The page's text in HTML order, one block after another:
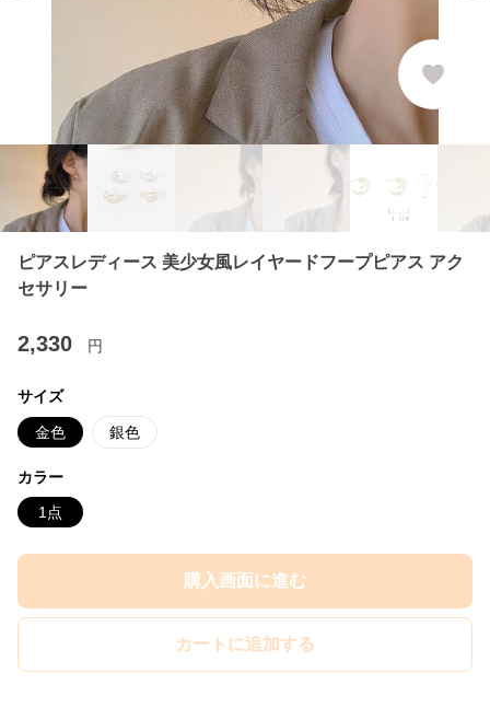
ピアスレディース 美少女風レイヤードフープピアス アク
セサリー
2,330 円
サイズ
金色 銀色
カラー
1点
購入画面に進む
カートに追加する